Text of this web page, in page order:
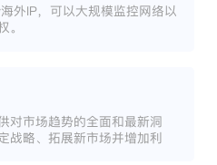
外IP，可以大规模监控网络以
对市场趋势的全面和最新洞
战略、拓展新市场并增加利